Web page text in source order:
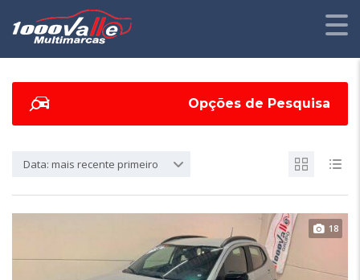
Opções de Pesquisa
Data: mais recente primeiro
18